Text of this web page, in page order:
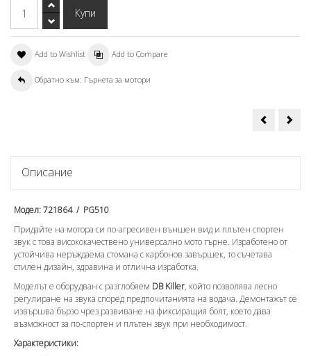
Add to Wishlist Add to Compare
Обратно към: Гърнета за мотори
Спортно
гърне
гърнес
Описание
Модел: 721864 / PG510
Придайте на мотора си по-агресивен външен вид и плътен спортен
звук с това висококачествено универсално мото гърне. Изработено от
устойчива неръждаема стомана с карбонов завършек, то съчетава
стилен дизайн, здравина и отлична изработка.
Моделът е оборудван с разглобяем DB Killer, който позволява лесно
регулиране на звука според предпочитанията на водача. Демонтажът се
извършва бързо чрез развиване на фиксиращия болт, което дава
възможност за по-спортен и плътен звук при необходимост.
Характеристики: